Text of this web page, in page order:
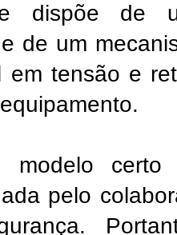
dispõe de
de um
em tensão e
modelo
pelo